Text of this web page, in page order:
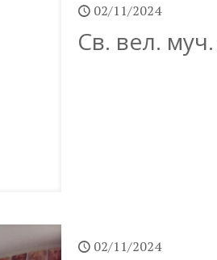
02/11/2024
Св. вел.
02/11/2024